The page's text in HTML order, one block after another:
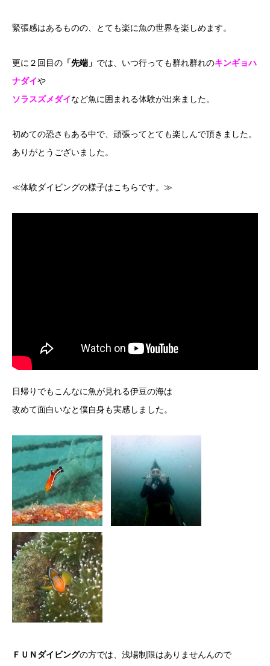
緊張感はあるものの、とても楽に魚の世界を楽しめます。
更に２回目の 「先端」 では、いつ行っても群れ群れのキンギョハ
ナダイや
ソラスズメダイなど魚に囲まれる体験が出来ました。
初めての恐さもある中で、頑張ってとても楽しんで頂きました。
ありがとうございました。
≪体験ダイビングの様子はこちらです。≫
日帰りでもこんなに魚が見れる伊豆の海は
改めて面白いなと僕自身も実感しました。
ＦＵＮダイビングの方では、浅場制限はありませんんので